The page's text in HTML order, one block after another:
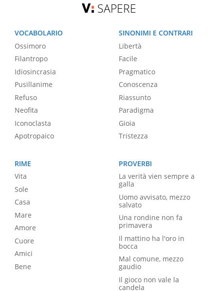
SAPERE
VOCABOLARIO
Ossimoro
Filantropo
Idiosincrasia
Pusillanime
Refuso
Neofita
Iconoclasta
Apotropaico
SINONIMI E CONTRARI
Libertà
Facile
Pragmatico
Conoscenza
Riassunto
Paradigma
Gioia
Tristezza
RIME
Vita
Sole
Casa
Mare
Amore
Cuore
Amici
Bene
PROVERBI
La verità vien sempre a
galla
Uomo avvisato, mezzo
salvato
Una rondine non fa
primavera
Il mattino ha l'oro in
bocca
Mal comune, mezzo
gaudio
Il gioco non vale la
candela